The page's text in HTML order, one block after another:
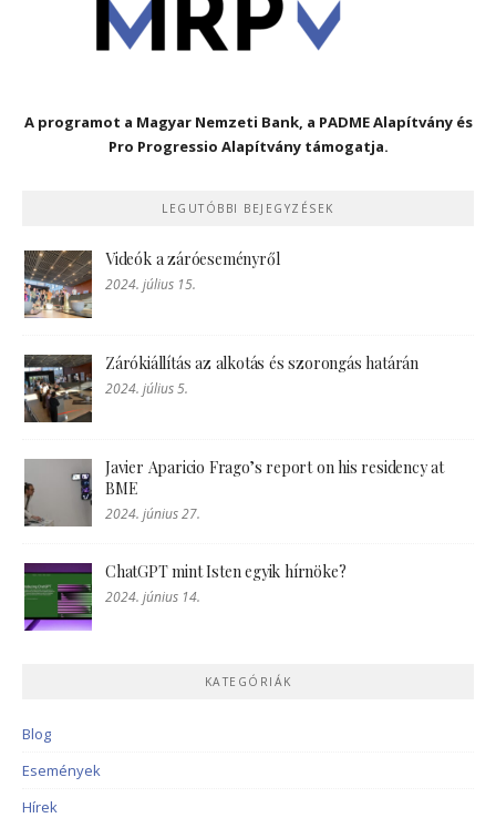
A programot a Magyar Nemzeti Bank, a PADME Alapítvány és
Pro Progressio Alapítvány támogatja.
LEGUTÓBBI BEJEGYZÉSEK
Videók a záróeseményről
2024. július 15.
Zárókiállítás az alkotás és szorongás határán
2024. július 5.
Javier Aparicio Frago’s report on his residency at
BME
2024. június 27.
ChatGPT mint Isten egyik hírnöke?
2024. június 14.
KATEGÓRIÁK
Blog
Események
Hírek